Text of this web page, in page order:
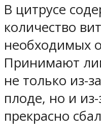
В цитрусе
количество
необходимых
Принимают
не только из-
плоде, но и
прекрасно